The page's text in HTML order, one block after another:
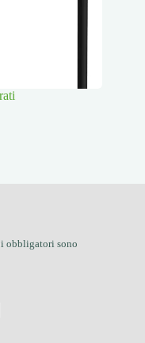
obbligatori sono